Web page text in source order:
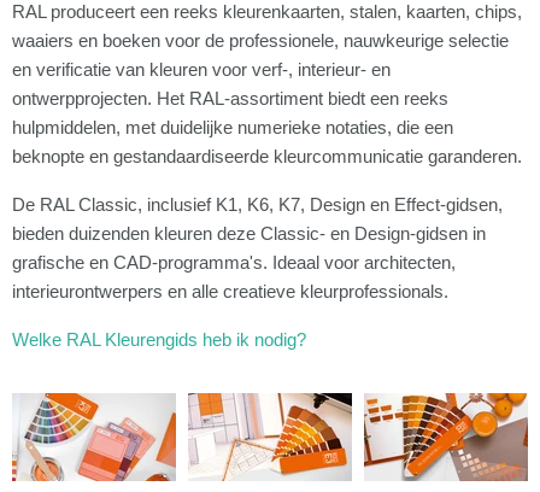
RAL produceert een reeks kleurenkaarten, stalen, kaarten, chips,
waaiers en boeken voor de professionele, nauwkeurige selectie
en verificatie van kleuren voor verf-, interieur- en
ontwerpprojecten. Het RAL-assortiment biedt een reeks
hulpmiddelen, met duidelijke numerieke notaties, die een
beknopte en gestandaardiseerde kleurcommunicatie garanderen.
De RAL Classic, inclusief K1, K6, K7, Design en Effect-gidsen,
bieden duizenden kleuren deze Classic- en Design-gidsen in
grafische en CAD-programma's. Ideaal voor architecten,
interieurontwerpers en alle creatieve kleurprofessionals.
Welke RAL Kleurengids heb ik nodig?